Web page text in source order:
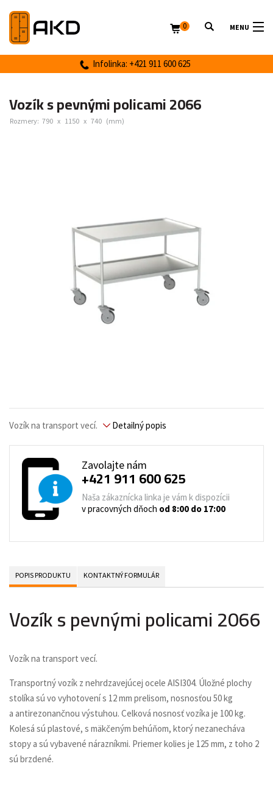
MENU
Infolinka: +421 911 600 625
0
Vozík s pevnými policami 2066
Rozmery: 790 x 1150 x 740 (mm)
Vozík na transport vecí. Detailný popis
Zavolajte nám
+421 911 600 625
Naša zákaznícka linka je vám k dispozícii
v pracovných dňoch od 8:00 do 17:00
POPIS PRODUKTU KONTAKTNÝ FORMULÁR
Vozík s pevnými policami 2066
Vozík na transport vecí.
Transportný vozík z nehrdzavejúcej ocele AISI304. Úložné plochy
stolíka sú vo vyhotovení s 12 mm prelisom, nosnosťou 50 kg
a antirezonančnou výstuhou. Celková nosnosť vozíka je 100 kg.
Kolesá sú plastové, s mäkčeným behúňom, ktorý nezanecháva
stopy a sú vybavené nárazníkmi. Priemer kolies je 125 mm, z toho 2
sú brzdené.